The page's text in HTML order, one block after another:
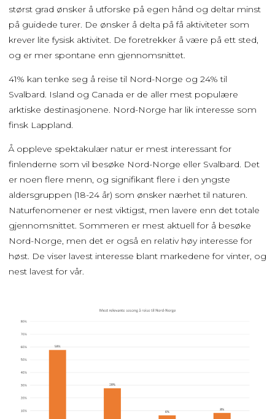
størst grad ønsker å utforske på egen hånd og deltar minst
på guidede turer. De ønsker å delta på få aktiviteter som
krever lite fysisk aktivitet. De foretrekker å være på ett sted,
og er mer spontane enn gjennomsnittet.
41% kan tenke seg å reise til Nord-Norge og 24% til
Svalbard. Island og Canada er de aller mest populære
arktiske destinasjonene. Nord-Norge har lik interesse som
finsk Lappland.
Å oppleve spektakulær natur er mest interessant for
finlenderne som vil besøke Nord-Norge eller Svalbard. Det
er noen flere menn, og signifikant flere i den yngste
aldersgruppen (18-24 år) som ønsker nærhet til naturen.
Naturfenomener er nest viktigst, men lavere enn det totale
gjennomsnittet. Sommeren er mest aktuell for å besøke
Nord-Norge, men det er også en relativ høy interesse for
høst. De viser lavest interesse blant markedene for vinter, og
nest lavest for vår.